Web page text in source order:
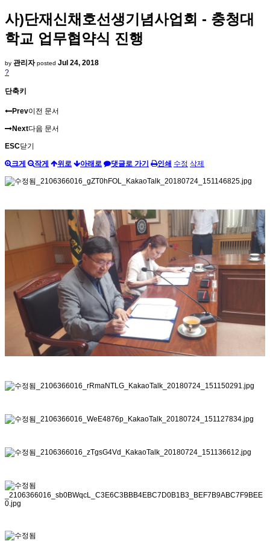
사)단재신채호선생기념사업회 - 충청대
학교 업무협약식 진행
by 관리자 posted Jul 24, 2018
?
단축키
Prev이전 문서
Next다음 문서
ESC닫기
크게 작게 위로 아래로 댓글로 가기 인쇄 수정 삭제